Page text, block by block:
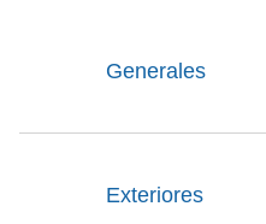
Generales
Exteriores